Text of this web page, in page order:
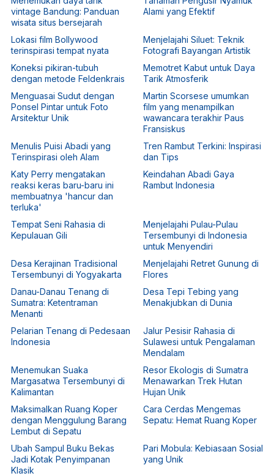
vintage Bandung: Panduan
wisata situs bersejarah
Alami yang Efektif
Lokasi film Bollywood
terinspirasi tempat nyata
Menjelajahi Siluet: Teknik
Fotografi Bayangan Artistik
Koneksi pikiran-tubuh
dengan metode Feldenkrais
Memotret Kabut untuk Daya
Tarik Atmosferik
Menguasai Sudut dengan
Ponsel Pintar untuk Foto
Arsitektur Unik
Martin Scorsese umumkan
film yang menampilkan
wawancara terakhir Paus
Fransiskus
Menulis Puisi Abadi yang
Terinspirasi oleh Alam
Tren Rambut Terkini: Inspirasi
dan Tips
Katy Perry mengatakan
reaksi keras baru-baru ini
membuatnya 'hancur dan
terluka'
Keindahan Abadi Gaya
Rambut Indonesia
Tempat Seni Rahasia di
Kepulauan Gili
Menjelajahi Pulau-Pulau
Tersembunyi di Indonesia
untuk Menyendiri
Desa Kerajinan Tradisional
Tersembunyi di Yogyakarta
Menjelajahi Retret Gunung di
Flores
Danau-Danau Tenang di
Sumatra: Ketentraman
Menanti
Desa Tepi Tebing yang
Menakjubkan di Dunia
Pelarian Tenang di Pedesaan
Indonesia
Jalur Pesisir Rahasia di
Sulawesi untuk Pengalaman
Mendalam
Menemukan Suaka
Margasatwa Tersembunyi di
Kalimantan
Resor Ekologis di Sumatra
Menawarkan Trek Hutan
Hujan Unik
Maksimalkan Ruang Koper
dengan Menggulung Barang
Lembut di Sepatu
Cara Cerdas Mengemas
Sepatu: Hemat Ruang Koper
Ubah Sampul Buku Bekas
Jadi Kotak Penyimpanan
Klasik
Pari Mobula: Kebiasaan Sosial
yang Unik